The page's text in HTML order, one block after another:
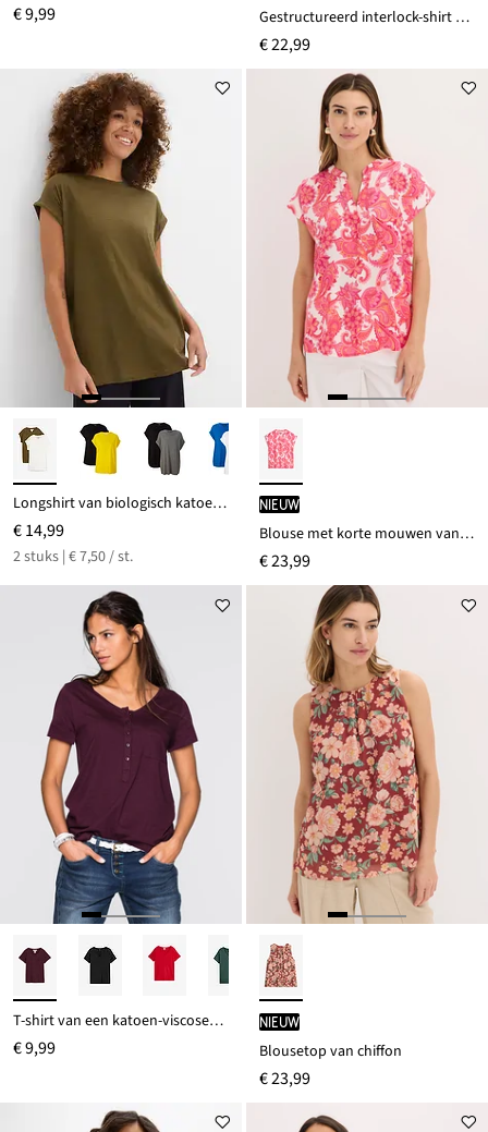
€ 9,99 Gestructureerd interlock-shirt van een katoenmix
€ 22,99
Longshirt van biologisch katoen (set van 2)
€ 14,99
2 stuks | € 7,50 / st.
Nieuw
Blouse met korte mouwen van soepel satijn
€ 23,99
T-shirt van een katoen-viscosemix
€ 9,99
Nieuw
Blousetop van chiffon
€ 23,99